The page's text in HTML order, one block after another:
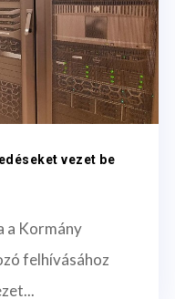
vezet be
a Kormány
felhívásához